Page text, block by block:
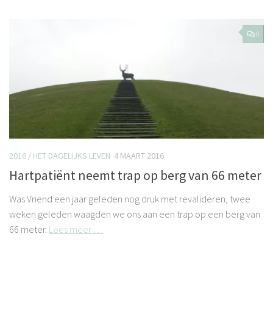
0
2016 / HET DAGELIJKS LEVEN 4 MAART 2016
Hartpatiënt neemt trap op berg van 66 meter
Was Vriend een jaar geleden nog druk met revalideren, twee
weken geleden waagden we ons aan een trap op een berg van
66 meter. Lees meer …